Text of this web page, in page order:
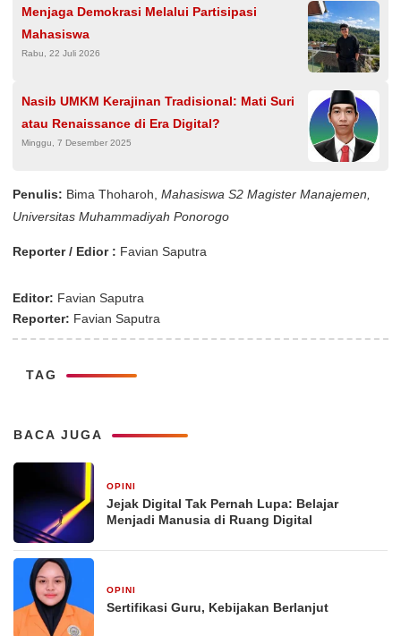
Menjaga Demokrasi Melalui Partisipasi
Mahasiswa
Rabu, 22 Juli 2026
Nasib UMKM Kerajinan Tradisional: Mati Suri
atau Renaissance di Era Digital?
Minggu, 7 Desember 2025
Penulis: Bima Thoharoh, Mahasiswa S2 Magister Manajemen,
Universitas Muhammadiyah Ponorogo
Reporter / Edior : Favian Saputra
Editor: Favian Saputra
Reporter: Favian Saputra
TAG
BACA JUGA
OPINI
Jejak Digital Tak Pernah Lupa: Belajar
Menjadi Manusia di Ruang Digital
OPINI
Sertifikasi Guru, Kebijakan Berlanjut